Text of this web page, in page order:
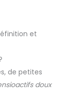
et
de petites
doux